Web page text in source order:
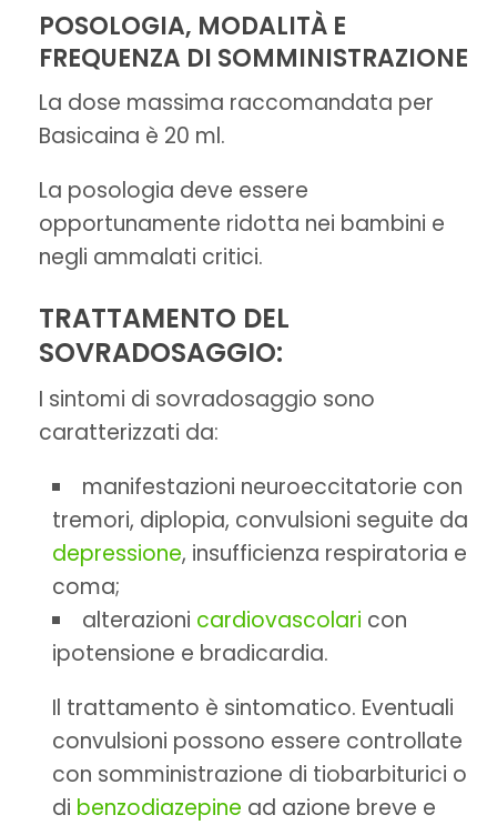
POSOLOGIA, MODALITÀ E
FREQUENZA DI SOMMINISTRAZIONE
La dose massima raccomandata per
Basicaina è 20 ml.
La posologia deve essere
opportunamente ridotta nei bambini e
negli ammalati critici.
TRATTAMENTO DEL
SOVRADOSAGGIO:
I sintomi di sovradosaggio sono
caratterizzati da:
manifestazioni neuroeccitatorie con
tremori, diplopia, convulsioni seguite da
depressione, insufficienza respiratoria e
coma;
alterazioni cardiovascolari con
ipotensione e bradicardia.
Il trattamento è sintomatico. Eventuali
convulsioni possono essere controllate
con somministrazione di tiobarbiturici o
di benzodiazepine ad azione breve e